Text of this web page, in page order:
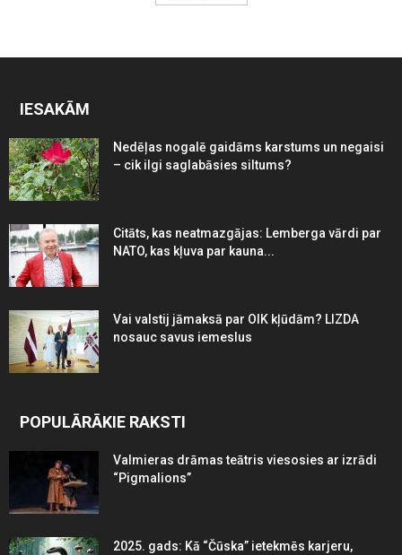
IESAKĀM
Nedēļas nogalē gaidāms karstums un negaisi
– cik ilgi saglabāsies siltums?
Citāts, kas neatmazgājas: Lemberga vārdi par
NATO, kas kļuva par kauna...
Vai valstij jāmaksā par OIK kļūdām? LIZDA
nosauc savus iemeslus
POPULĀRĀKIE RAKSTI
Valmieras drāmas teātris viesosies ar izrādi
“Pigmalions”
2025. gads: Kā “Čūska” ietekmēs karjeru,